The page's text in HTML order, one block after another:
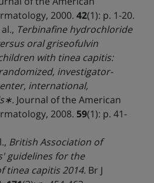
2000. 42(1): p. 1-20.
Terbinafine hydrochloride
oral griseofulvin
with tinea capitis:
investigator-
international,
∗. Journal of the American
2008. 59(1): p. 41-
British Association of
guidelines for the
tinea capitis 2014. Br J